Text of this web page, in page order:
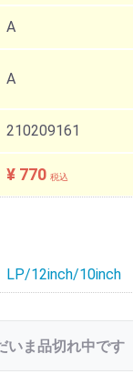
A
A
210209161
¥ 770 税込
LP/12inch/10inch
いま品切れ中です